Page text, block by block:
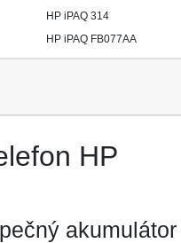
HP iPAQ 314
HP iPAQ FB077AA
HP
akumulátor